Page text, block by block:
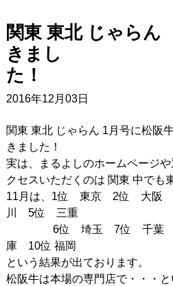
関東 東北 じゃら
きまし
2016年12月03日
関東 東北 じゃらん 1月号に松阪
きました！
実は、まるよしのホームページ
クセスいただくのは 関東 中でも
11月は、1位 東京 2位 大
川 5位 三重
6位 埼玉 7位 千葉 8
庫 10位 福岡
という結果が出ております。
松阪牛は本場の専門店で・・・